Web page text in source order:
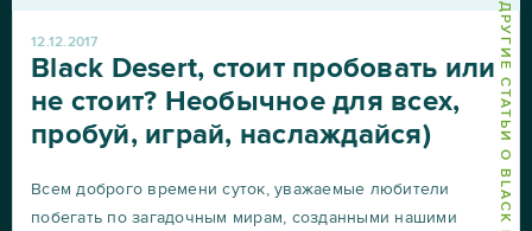
12.12.2017
Black Desert, стоит пробовать или
не стоит? Необычное для всех,
пробуй, играй, наслаждайся)
Всем доброго времени суток, уважаемые любители
побегать по загадочным мирам, созданными нашими